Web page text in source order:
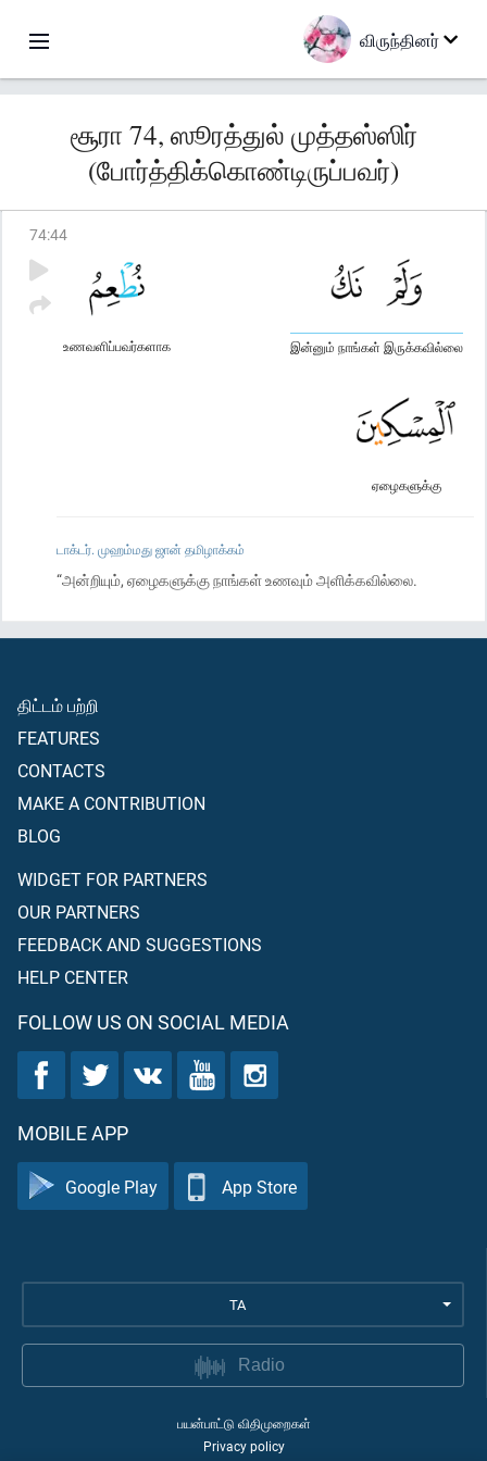
விருந்தினர்
சூரா 74, ஸூரத்துல் முத்தஸ்ஸிர்
(போர்த்திக்கொண்டிருப்பவர்)
74:44
இன்னும் நாங்கள் இருக்கவில்லை
உணவளிப்பவர்களாக
ஏழைகளுக்கு
டாக்டர். முஹம்மது ஜான் தமிழாக்கம்
“அன்றியும், ஏழைகளுக்கு நாங்கள் உணவும் அளிக்கவில்லை.
திட்டம் பற்றி
FEATURES
CONTACTS
MAKE A CONTRIBUTION
BLOG
WIDGET FOR PARTNERS
OUR PARTNERS
FEEDBACK AND SUGGESTIONS
HELP CENTER
FOLLOW US ON SOCIAL MEDIA
MOBILE APP
Google Play App Store
TA
Radio
பயன்பாட்டு விதிமுறைகள்
Privacy policy